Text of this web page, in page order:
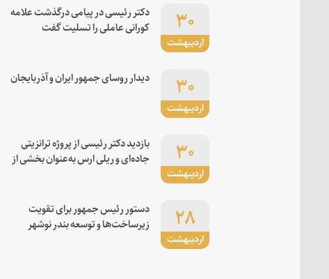
اردیبهشت
۳۰
دکتر رئیسی در پیامی درگذشت علامه
کورانی عاملی را تسلیت گفت
اردیبهشت
۳۰ دیدار روسای جمهور ایران و آذربایجان
اردیبهشت
۳۰
بازدید دکتر رئیسی از پروژه ترانزیتی
جاده‌ای و ریلی ارس به‌عنوان بخشی از
اردیبهشت
۲۸
دستور رئیس جمهور برای تقویت
زیرساخت‌ها و توسعه بندر نوشهر